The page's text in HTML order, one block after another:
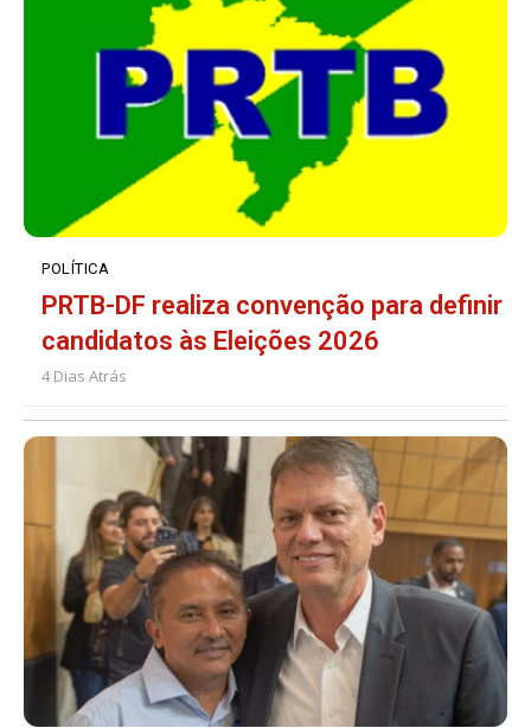
POLÍTICA
PRTB-DF realiza convenção para definir
candidatos às Eleições 2026
4 Dias Atrás